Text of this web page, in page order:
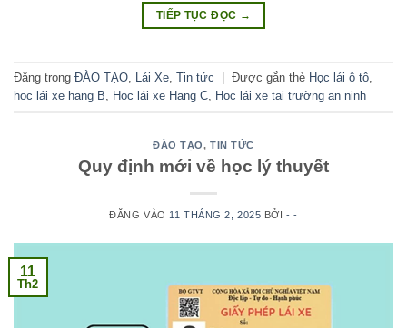
TIẾP TỤC ĐỌC →
Đăng trong ĐÀO TẠO Lái Xe Tin tức | Được gắn thẻ Học lái ô tô
học lái xe hạng B
Học lái xe Hạng C Học lái xe tại trường an ninh
ĐÀO TẠO,TIN TỨC
Quy định mới về học lý thuyết
ĐĂNG VÀO 11 THÁNG 2, 2025 BỞI- -
11
Th2